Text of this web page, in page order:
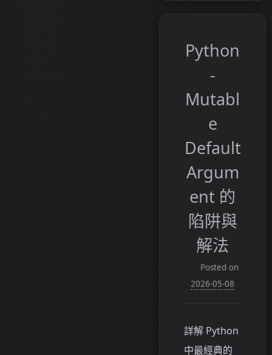
Python
-
Mutabl
e
Default
Argum
ent 的
陷阱與
解法
Posted on
2026-05-08
詳解 Python
中最經典的